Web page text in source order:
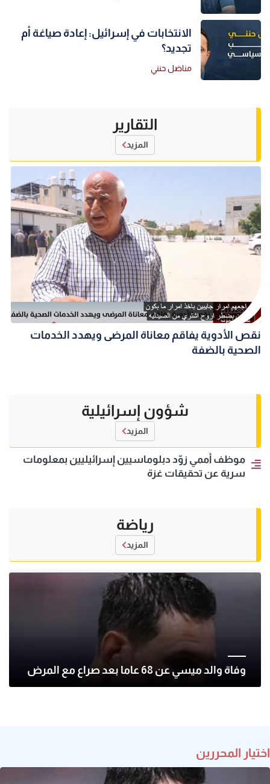
الانتخابات في إسرائيل: إعادة صياغة أم
تجديد؟
مناضل حنني
التقارير
المزيد
نقص الأدوية يفاقم معاناة المرضى ويهدد الخدمات
الصحية بالضفة
شؤون إسرائيلية
المزيد
موظف أممي زوّد دبلوماسيين إسرائيليين بمعلومات
سرية عن تحقيقات غزة
رياضة
المزيد
وفاة والد ميسي عن 68 عاما بعد صراع مع المرض
اختيار المحررين